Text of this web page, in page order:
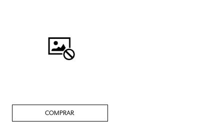
COMPRAR